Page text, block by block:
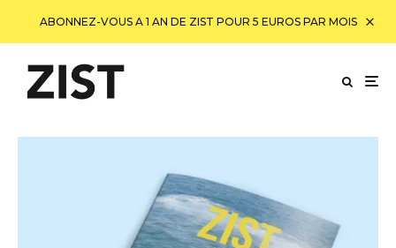
ABONNEZ-VOUS A 1 AN DE ZIST POUR 5 EUROS PAR MOIS